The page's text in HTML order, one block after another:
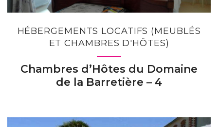
HÉBERGEMENTS LOCATIFS (MEUBLÉS
ET CHAMBRES D'HÔTES)
Chambres d’Hôtes du Domaine
de la Barretière – 4